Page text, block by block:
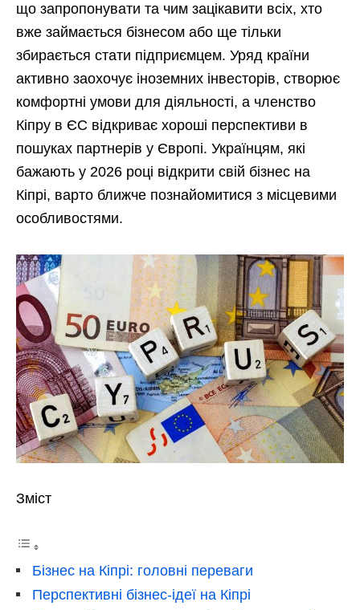
що запропонувати та чим зацікавити всіх, хто
вже займається бізнесом або ще тільки
збирається стати підприємцем. Уряд країни
активно заохочує іноземних інвесторів, створює
комфортні умови для діяльності, а членство
Кіпру в ЄС відкриває хороші перспективи в
пошуках партнерів у Європі. Українцям, які
бажають у 2026 році відкрити свій бізнес на
Кіпрі, варто ближче познайомитися з місцевими
особливостями.
Зміст
Бізнес на Кіпрі: головні переваги
Перспективні бізнес-ідеї на Кіпрі